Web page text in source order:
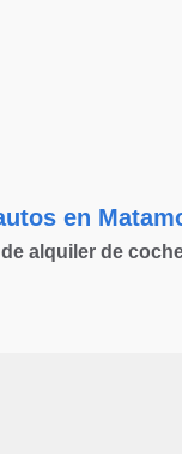
en
alquiler de